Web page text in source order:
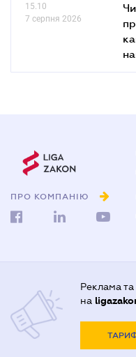
15.10
7 серпня 2026
ПРО КОМПАНІЮ
Реклама та
на